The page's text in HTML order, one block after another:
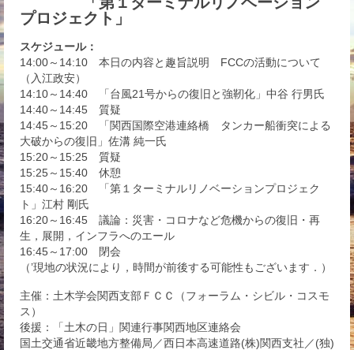
プロジェクト」
スケジュール：
14:00～14:10 本日の内容と趣旨説明 FCCの活動について
（入江政安）
14:10～14:40 「台風21号からの復旧と強靭化」中谷 行男氏
14:40～14:45 質疑
14:45～15:20 「関西国際空港連絡橋 タンカー船衝突による
大破からの復旧」佐溝 純一氏
15:20～15:25 質疑
15:25～15:40 休憩
15:40～16:20 「第１ターミナルリノベーションプロジェク
ト」江村 剛氏
16:20～16:45 議論：災害・コロナなど危機からの復旧・再
生，展開，インフラへのエール
16:45～17:00 閉会
（’現地の状況により，時間が前後する可能性もございます．）
主催：土木学会関西支部ＦＣＣ（フォーラム・シビル・コスモ
ス）
後援：「土木の日」関連行事関西地区連絡会
国土交通省近畿地方整備局／西日本高速道路(株)関西支社／(独)